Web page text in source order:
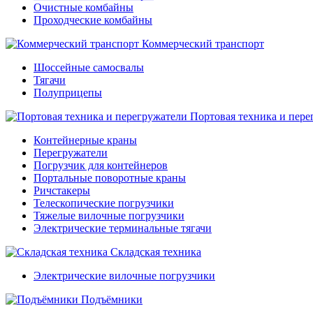
Очистные комбайны
Проходческие комбайны
Коммерческий транспорт
Шоссейные самосвалы
Тягачи
Полуприцепы
Портовая техника и
Контейнерные краны
Перегружатели
Погрузчик для контейнеров
Портальные поворотные краны
Ричстакеры
Телескопические погрузчики
Тяжелые вилочные погрузчики
Электрические терминальные тягачи
Складская техника
Электрические вилочные погрузчики
Подъёмники